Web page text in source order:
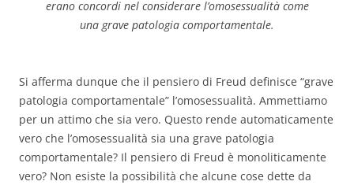
erano concordi nel considerare l’omosessualità come
una grave patologia comportamentale.
Si afferma dunque che il pensiero di Freud definisce “grave
patologia comportamentale” l’omosessualità. Ammettiamo
per un attimo che sia vero. Questo rende automaticamente
vero che l’omosessualità sia una grave patologia
comportamentale? Il pensiero di Freud è monoliticamente
vero? Non esiste la possibilità che alcune cose dette da